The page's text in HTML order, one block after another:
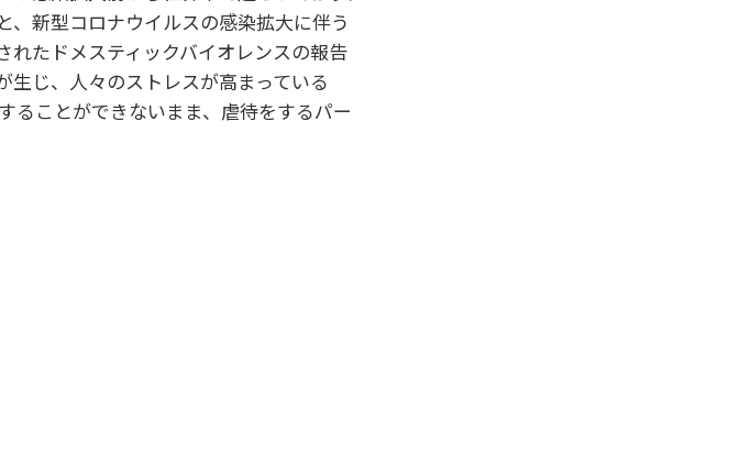
、新型コロナウイルスの感染拡大に伴う
れたドメスティックバイオレンスの報告
じ、人々のストレスが高まっている
ることができないまま、虐待をするパー